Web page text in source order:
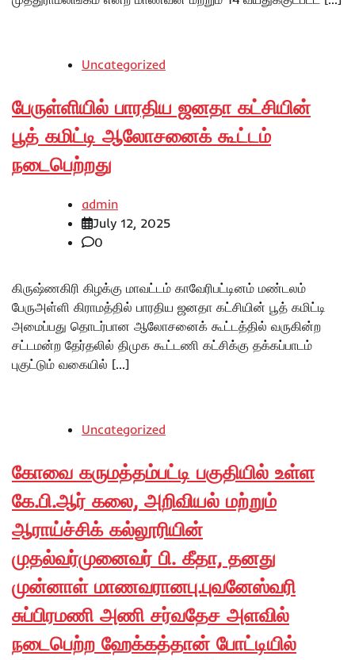
Uncategorized
பேருள்ளியில் பாரதிய ஜனதா கட்சியின்
பூத் கமிட்டி ஆலோசனைக் கூட்டம்
நடைபெற்றது
admin
July 12, 2025
0
கிருஷ்ணகிரி கிழக்கு மாவட்டம் காவேரிபட்டினம் மண்டலம்
பேருஅள்ளி கிராமத்தில் பாரதிய ஜனதா கட்சியின் பூத் கமிட்டி
அமைப்பது தொடர்பான ஆலோசனைக் கூட்டத்தில் வருகின்ற
சட்டமன்ற தேர்தலில் திமுக கூட்டணி கட்சிக்கு தக்கப்பாடம்
புகுட்டும் வகையில் […]
Uncategorized
கோவை கருமத்தம்பட்டி பகுதியில் உள்ள
கே.பி.ஆர் கலை, அறிவியல் மற்றும்
ஆராய்ச்சிக் கல்லூரியின்
முதல்வர்முனைவர் பி. கீதா, தனது
முன்னாள் மாணவரானபு.புவனேஸ்வரி
சுப்பிரமணி அணி சர்வதேச அளவில்
நடைபெற்ற ஹேக்கத்தான் போட்டியில்